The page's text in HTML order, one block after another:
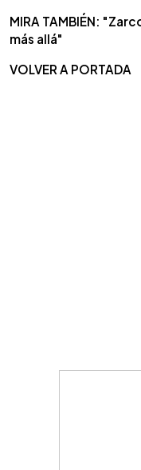
MIRA TAMBIÉN:
más allá"
VOLVER A PORTADA